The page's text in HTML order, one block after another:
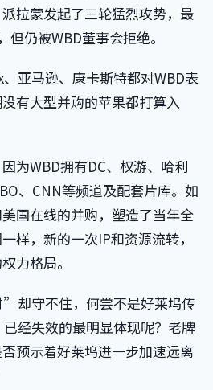
拉蒙发起了三轮猛烈攻势，最
仍被WBD董事会拒绝。
亚马逊、康卡斯特都对WBD表
有大型并购的苹果都打算入
为WBD拥有DC、权游、哈利
、CNN等频道及配套片库。如
国在线的并购，塑造了当年全
样，新的一次IP和资源流转，
力格局。
却守不住，何尝不是好莱坞传
经失效的最明显体现呢？老牌
预示着好莱坞进一步加速远离